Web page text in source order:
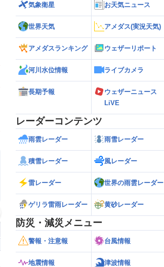
気象衛星 お天気ニュース
世界天気 アメダス(実況天気)
アメダスランキング ウェザーリポート
河川水位情報 ライブカメラ
長期予報
ウェザーニュース
LiVE
レーダーコンテンツ
雨雲レーダー 雨雪レーダー
積雪レーダー 風レーダー
雷レーダー 世界の雨雲レーダー
ゲリラ雷雨レーダー 黄砂レーダー
防災・減災メニュー
警報・注意報 台風情報
地震情報 津波情報